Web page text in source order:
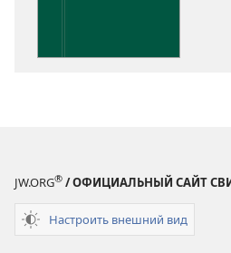
JW.ORG® / ОФИЦИАЛЬНЫЙ САЙТ
Настроить внешний вид